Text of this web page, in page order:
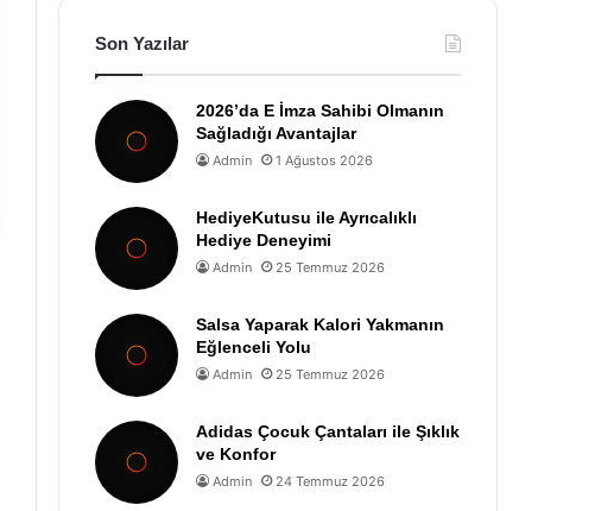
Son Yazılar
2026’da E İmza Sahibi Olmanın
Sağladığı Avantajlar
Admin 1 Ağustos 2026
HediyeKutusu ile Ayrıcalıklı
Hediye Deneyimi
Admin 25 Temmuz 2026
Salsa Yaparak Kalori Yakmanın
Eğlenceli Yolu
Admin 25 Temmuz 2026
Adidas Çocuk Çantaları ile Şıklık
ve Konfor
Admin 24 Temmuz 2026